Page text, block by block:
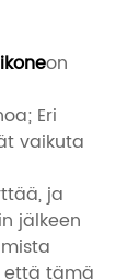
on
Eri
vaikuta
ja
jälkeen
että tämä